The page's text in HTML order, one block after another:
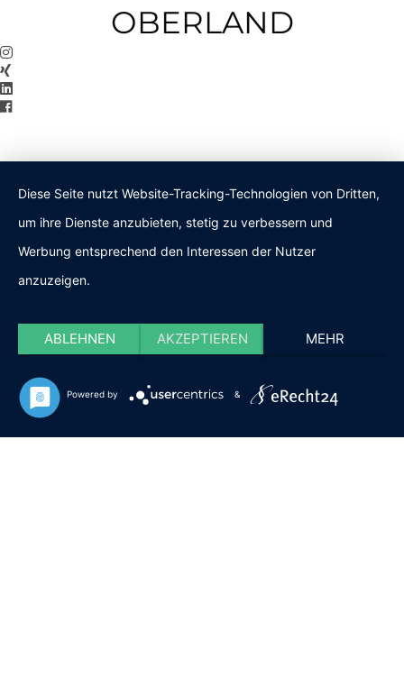
OBERLAND
Diese Seite nutzt Website-Tracking-Technologien von Dritten,
um ihre Dienste anzubieten, stetig zu verbessern und
Werbung entsprechend den Interessen der Nutzer
anzuzeigen.
ABLEHNEN AKZEPTIEREN MEHR
Powered by &